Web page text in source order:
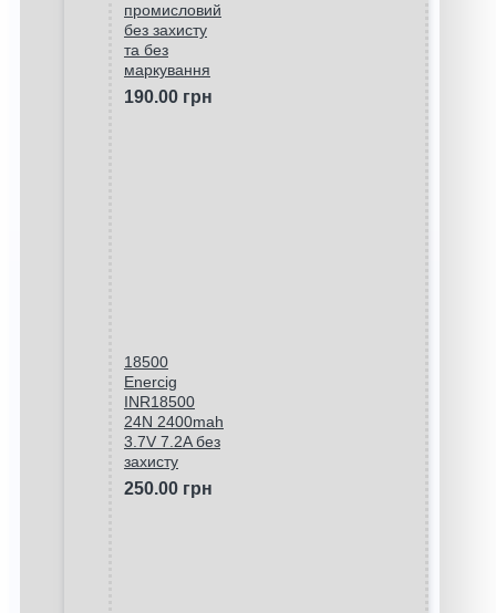
промисловий
без захисту
та без
маркування
190.00 грн
18500
Enercig
INR18500
24N 2400mah
3.7V 7.2A без
захисту
250.00 грн